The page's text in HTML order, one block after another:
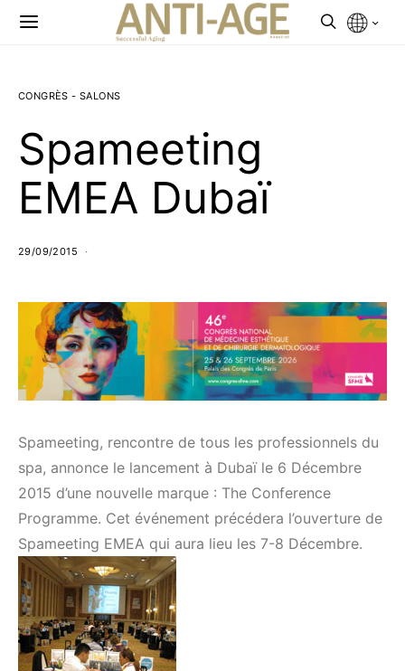
CONGRÈS - SALONS
Spameeting
EMEA Dubaï
29/09/2015
Spameeting, rencontre de tous les professionnels du
spa, annonce le lancement à Dubaï le 6 Décembre
2015 d’une nouvelle marque : The Conference
Programme. Cet événement précédera l’ouverture de
Spameeting EMEA qui aura lieu les 7-8 Décembre.